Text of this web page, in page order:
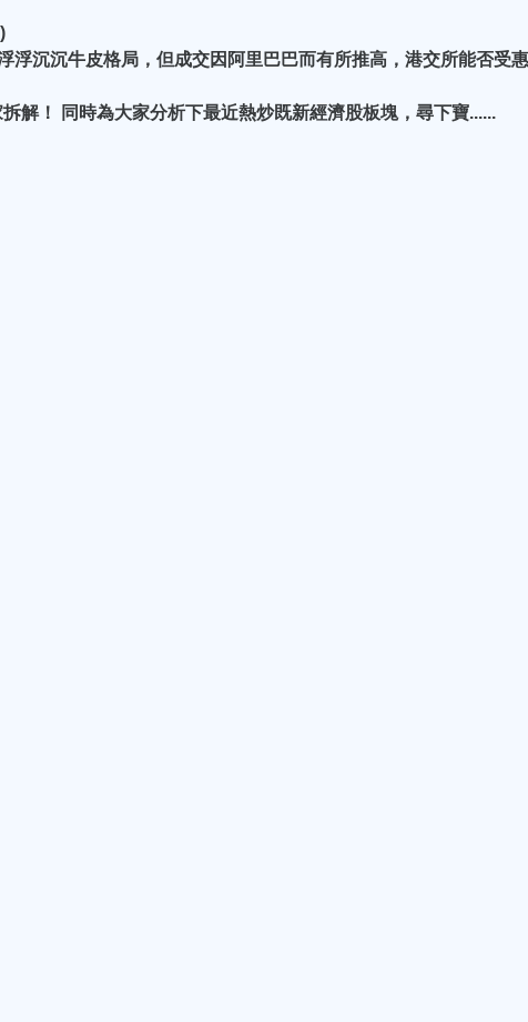
浮沉沉牛皮格局，但成交因阿里巴巴而有所推高，港交所能否受
解！ 同時為大家分析下最近熱炒既新經濟股板塊，尋下寶......